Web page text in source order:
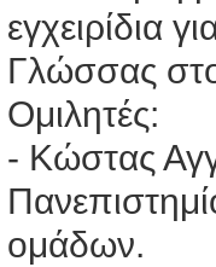
εγχειρίδια
Γλώσσας
Ομιλητές:
- Κώστας
ομάδων.